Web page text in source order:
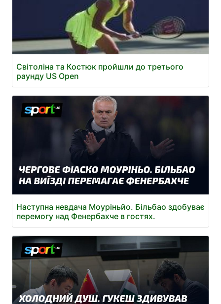
Світоліна та Костюк пройшли до третього
раунду US Open
Наступна невдача Моуріньйо. Більбао здобуває
перемогу над Фенербахче в гостях.